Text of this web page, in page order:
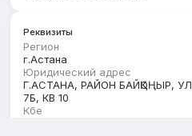
Реквизиты
Регион
г.Астана
Юридический адрес
Г.АСТАНА, РАЙОН БАЙҚОҢЫР,
7Б, КВ 10
Кбе